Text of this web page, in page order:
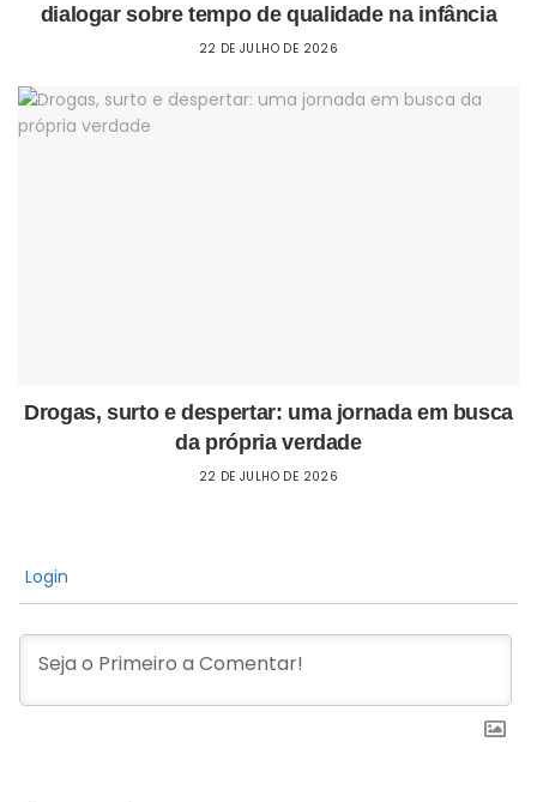
dialogar sobre tempo de qualidade na infância
22 DE JULHO DE 2026
Drogas, surto e despertar: uma jornada em busca
da própria verdade
22 DE JULHO DE 2026
Login